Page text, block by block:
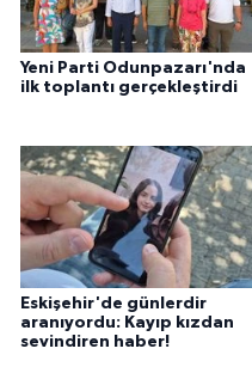
Yeni Parti Odunpazarı'nda
ilk toplantı gerçekleştirdi
Eskişehir'de günlerdir
aranıyordu: Kayıp kızdan
sevindiren haber!